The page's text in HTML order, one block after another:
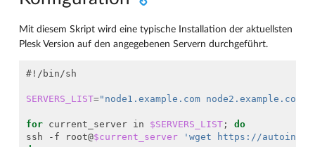
Mit diesem Skript wird eine typische Installation der aktuellsten
Plesk Version auf den angegebenen Servern durchgeführt.
#!/bin/sh
SERVERS_LIST="node1.example.com node2.example.com"
for current_server in $SERVERS_LIST ;
do
ssh -f root@$current_server
'wget https://